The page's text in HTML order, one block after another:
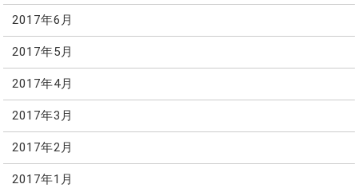
2017年6月
2017年5月
2017年4月
2017年3月
2017年2月
2017年1月